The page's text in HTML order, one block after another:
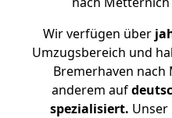
Wir verfügen über
Umzugsbereich und
Bremerhaven
anderem auf
spezialisiert. Unser